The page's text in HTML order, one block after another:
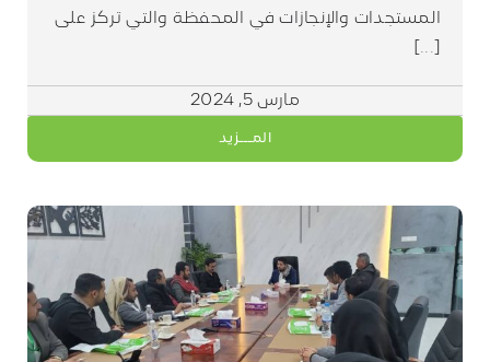
المستجدات والإنجازات في المحفظة والتي تركز على
[...]
مارس 5, 2024
المـــزيد